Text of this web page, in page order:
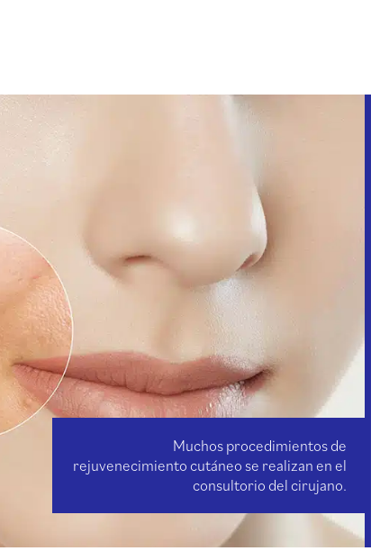
Muchos procedimientos de
rejuvenecimiento cutáneo se realizan en el
consultorio del cirujano.